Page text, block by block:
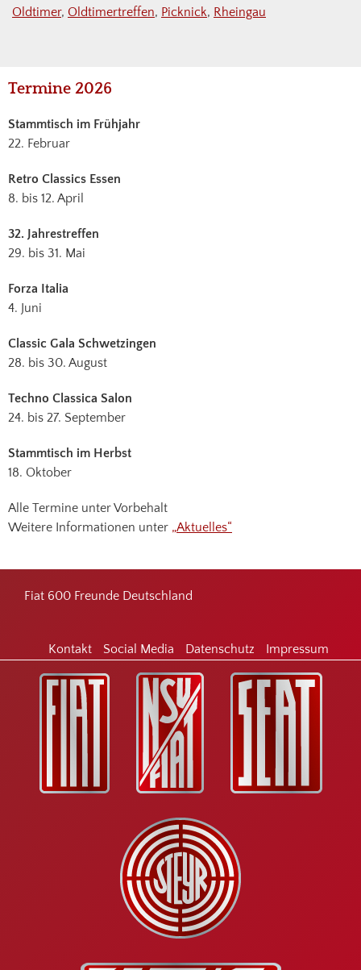
Oldtimer, Oldtimertreffen, Picknick, Rheingau
Haupt-
Sidebar
Termine 2026
Stammtisch im Frühjahr
22. Februar
Retro Classics Essen
8. bis 12. April
32. Jahrestreffen
29. bis 31. Mai
Forza Italia
4. Juni
Classic Gala Schwetzingen
28. bis 30. August
Techno Classica Salon
24. bis 27. September
Stammtisch im Herbst
18. Oktober
Alle Termine unter Vorbehalt
Weitere Informationen unter „Aktuelles“
Footer
Fiat 600 Freunde Deutschland
Kontakt Social Media Datenschutz Impressum